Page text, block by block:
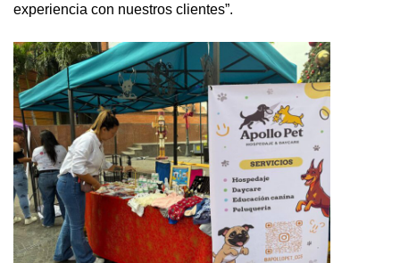
experiencia con nuestros clientes”.